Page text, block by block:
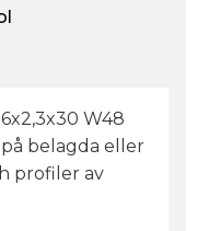
W48
belagda eller
profiler av